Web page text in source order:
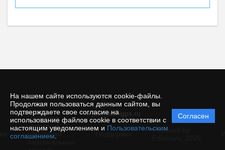
На нашем сайте используются cookie-файлы.
Продолжая пользоваться данным сайтом, вы
подтверждаете свое согласие на
использование файлов cookie в соответствии с
настоящим уведомлением и Пользовательским
соглашением
Согласен
© journals.igps.ru
Политика
защиты и
обработки
Powered by